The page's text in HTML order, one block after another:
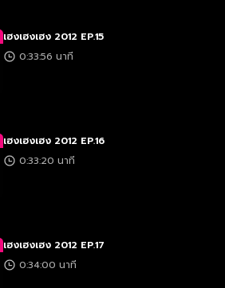
เฮงเฮงเฮง 2012 EP.15
0:33:56 นาที
เฮงเฮงเฮง 2012 EP.16
0:33:20 นาที
เฮงเฮงเฮง 2012 EP.17
0:34:00 นาที